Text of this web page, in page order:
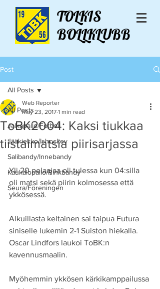
TOLKIS
BOLLKLUBB
Post
All Posts
Jalkapallo/Fotboll
Jääkiekko/Ishockey
Salibandy/Innebandy
Kaukalopallo/Rinkbandy
Seura/Föreningen
All Posts
ToBK2004: Kaksi tiukkaa
tiistaimatsia piirisarjassa
Web Reporter
May 23, 2017 1 min read
Yli 20 pelaajaa oli tulessa kun 04:silla
oli matsi sekä piirin kolmosessa että
ykkösessä.
Alkuillasta keltainen sai taipua Futura
siniselle lukemin 2-1 Suiston hiekalla.
Oscar Lindfors laukoi ToBK:n
kavennusmaalin.
Myöhemmin ykkösen kärkikamppailussa